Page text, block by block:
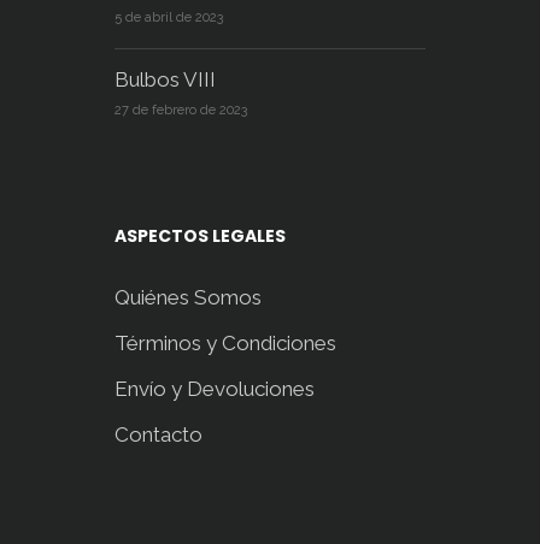
5 de abril de 2023
Bulbos VIII
27 de febrero de 2023
ASPECTOS LEGALES
Quiénes Somos
Términos y Condiciones
Envío y Devoluciones
Contacto